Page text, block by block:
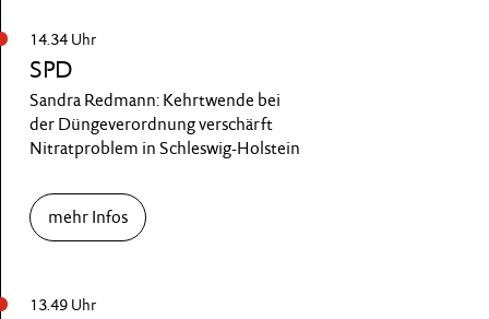
14.34 Uhr
SPD
Sandra Redmann: Kehrtwende bei
der Düngeverordnung verschärft
Nitratproblem in Schleswig-Holstein
mehr Infos
13.49 Uhr